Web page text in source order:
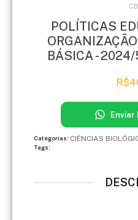
POLÍTICAS
BÁSICA - 2024/
R$
Enviar
Categorias: CIÊNCIAS
Tags: